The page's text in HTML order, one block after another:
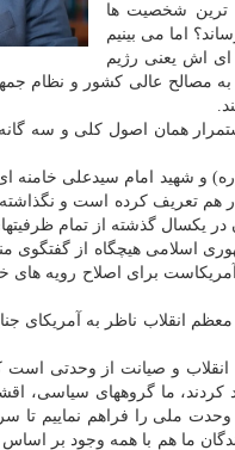
ترین شخصیت ها
اما می بینیم
ای اش یعنی رژیم
به مصالح عالی کشور و نظام
همان اصول کلی و سه
و شهید امام سیدعلی خامنه
هم تعریف کرده است و نگذاشته
یکسال گذشته از تمام
داده شد، جمهوری اسلامی هیچگاه
آمریکاست برای اصلاح رویه
انقلاب ناظر به آمریکای
و صیانت از وحدتی است
کردند، ما گروههای سیاسی،
ملی را فراهم نماییم تا
کنندگان ما هم با همه وجود بر